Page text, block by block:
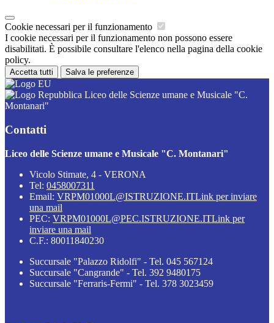
Cookie necessari per il funzionamento
I cookie necessari per il funzionamento non possono essere
disabilitati. È possibile consultare l'elenco nella pagina della cookie
policy.
Accetta tutti Salva le preferenze
Liceo delle Scienze umane e Musicale "C.
Montanari"
Contatti
Liceo delle Scienze umane e Musicale "C. Montanari"
Vicolo Stimate, 4 - VERONA
Tel: 0458007311
Email: VRPM01000L@ISTRUZIONE.ITLink per inviare
una mail
PEC: VRPM01000L@PEC.ISTRUZIONE.ITLink per
inviare una mail
C.F.: 80011840230
Succursale "Palazzo Ridolfi" - Tel. 045 567124
Succursale "Cangrande" - Tel. 392 9480175
Succursale "Ferraris-Fermi" - Tel. 378 3023459